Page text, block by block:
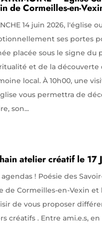
de Cormeilles-en-
14 juin 2026, l'église
ses portes
placée sous le signe du
et de la découverte
local. À 10h00, une
vous permettra de
son...
atelier créatif le 17
agendas ! Poésie des
de Cormeilles-en-Vexin et
de vous proposer
créatifs . Entre ami.e.s,